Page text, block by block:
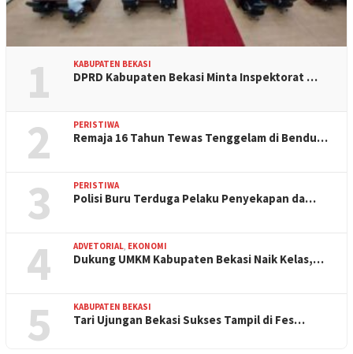
1 KABUPATEN BEKASI
DPRD Kabupaten Bekasi Minta Inspektorat …
2 PERISTIWA
Remaja 16 Tahun Tewas Tenggelam di Bendu…
3 PERISTIWA
Polisi Buru Terduga Pelaku Penyekapan da…
4 ADVETORIAL, EKONOMI
Dukung UMKM Kabupaten Bekasi Naik Kelas,…
5 KABUPATEN BEKASI
Tari Ujungan Bekasi Sukses Tampil di Fes…